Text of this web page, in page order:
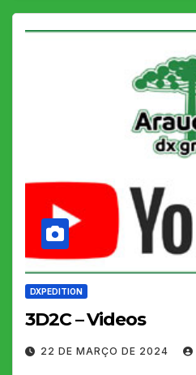
DXPEDITION
3D2C – Videos
22 DE MARÇO DE 2024